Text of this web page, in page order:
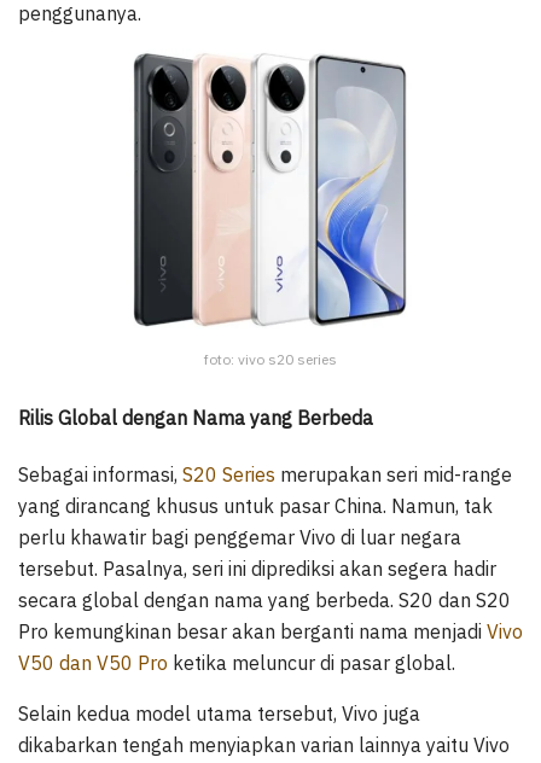
penggunanya.
foto: vivo s20 series
Rilis Global dengan Nama yang Berbeda
Sebagai informasi, S20 Series merupakan seri mid-range
yang dirancang khusus untuk pasar China. Namun, tak
perlu khawatir bagi penggemar Vivo di luar negara
tersebut. Pasalnya, seri ini diprediksi akan segera hadir
secara global dengan nama yang berbeda. S20 dan S20
Pro kemungkinan besar akan berganti nama menjadi Vivo
V50 dan V50 Pro ketika meluncur di pasar global.
Selain kedua model utama tersebut, Vivo juga
dikabarkan tengah menyiapkan varian lainnya yaitu Vivo